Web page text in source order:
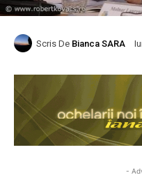
Scris De Bianca SARA
-